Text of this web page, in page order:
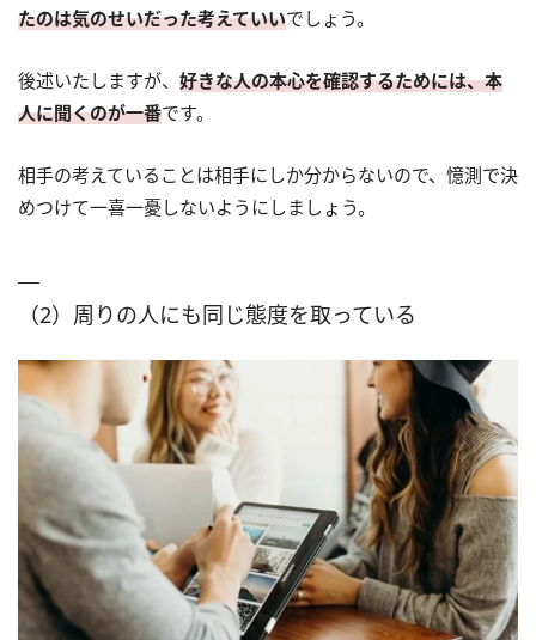
たのは気のせいだった考えていいでしょう。
後述いたしますが、 好きな人の本心を確認するためには、本
人に聞くのが一番です。
相手の考えていることは相手にしか分からないので、憶測で決
めつけて一喜一憂しないようにしましょう。
（2）周りの人にも同じ態度を取っている